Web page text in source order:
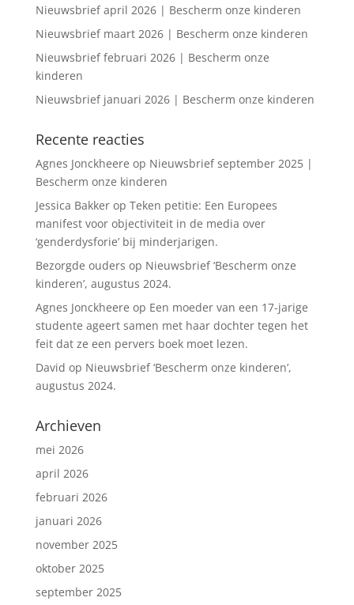
Nieuwsbrief april 2026 | Bescherm onze kinderen
Nieuwsbrief maart 2026 | Bescherm onze kinderen
Nieuwsbrief februari 2026 | Bescherm onze
kinderen
Nieuwsbrief januari 2026 | Bescherm onze kinderen
Recente reacties
Agnes Jonckheere op Nieuwsbrief september 2025 |
Bescherm onze kinderen
Jessica Bakkerop Teken petitie: Een Europees
manifest voor objectiviteit in de media over
‘genderdysforie’ bij minderjarigen.
Bezorgde ouders op Nieuwsbrief ‘Bescherm onze
kinderen’, augustus 2024.
Agnes Jonckheere op Een moeder van een 17-jarige
studente ageert samen met haar dochter tegen het
feit dat ze een pervers boek moet lezen.
David op Nieuwsbrief ‘Bescherm onze kinderen’,
augustus 2024.
Archieven
mei 2026
april 2026
februari 2026
januari 2026
november 2025
oktober 2025
september 2025